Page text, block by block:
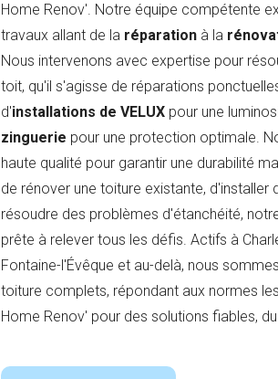
Home Renov'. Notre équipe compétente
travaux allant de la réparation à la
Nous intervenons avec expertise pour
toit, qu'il s'agisse de réparations
d'installations de VELUX pour une
zinguerie pour une protection optimale.
haute qualité pour garantir une durabilité
de rénover une toiture existante, d'installer
résoudre des problèmes d'étanchéité,
prête à relever tous les défis. Actifs à
Fontaine-l'Évêque et au-delà, nous
toiture complets, répondant aux normes
Home Renov' pour des solutions fiables,